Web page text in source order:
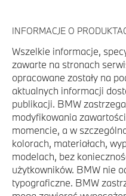
INFORMACJE O
Wszelkie informacje,
zawarte na stronach
opracowane zostały na
aktualnych informacji
publikacji. BMW
modyfikowania
momencie, a w
kolorach, materiałach,
modelach, bez
użytkowników. BMW nie
typograficzne. BMW